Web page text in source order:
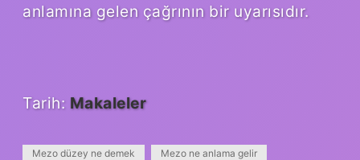
anlamına gelen çağrının bir uyarısıdır.
Tarih: Makaleler
Mezo düzey ne demek Mezo ne anlama gelir